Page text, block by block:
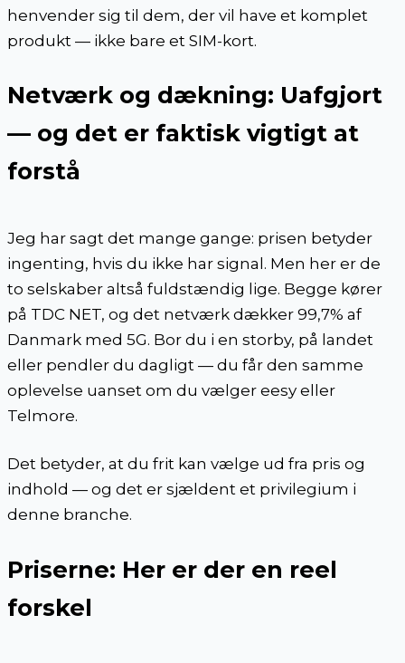
henvender sig til dem, der vil have et komplet
produkt — ikke bare et SIM-kort.
Netværk og dækning: Uafgjort
— og det er faktisk vigtigt at
forstå
Jeg har sagt det mange gange: prisen betyder
ingenting, hvis du ikke har signal. Men her er de
to selskaber altså fuldstændig lige. Begge kører
på TDC NET, og det netværk dækker 99,7% af
Danmark med 5G. Bor du i en storby, på landet
eller pendler du dagligt — du får den samme
oplevelse uanset om du vælger eesy eller
Telmore.
Det betyder, at du frit kan vælge ud fra pris og
indhold — og det er sjældent et privilegium i
denne branche.
Priserne: Her er der en reel
forskel